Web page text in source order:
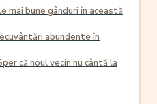
mai bune gânduri în această
abundente în
că noul vecin nu cântă la